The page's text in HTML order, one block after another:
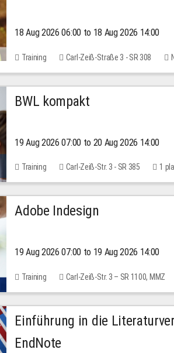
18 Aug 2026 06:00 to 18 Aug 2026 14:00
Training Carl-Zeiß-Straße 3 - SR 308
BWL kompakt
19 Aug 2026 07:00 to 20 Aug 2026 14:00
Training Carl-Zeiß-Str. 3 - SR 385 1
Adobe Indesign
19 Aug 2026 07:00 to 19 Aug 2026 14:00
Training Carl-Zeiß-Str. 3 – SR 1100, MMZ
Einführung in die
EndNote